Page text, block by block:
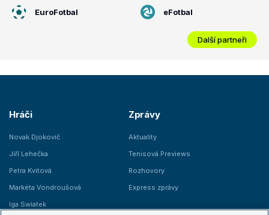
EuroFotbal eFotbal
Další partneři
Hráči
Novak Djokovič
Jiří Lehečka
Petra Kvitová
Markéta Vondroušová
Iga Swiatek
Zprávy
Aktuality
Tenisová Previews
Rozhovory
Express zprávy